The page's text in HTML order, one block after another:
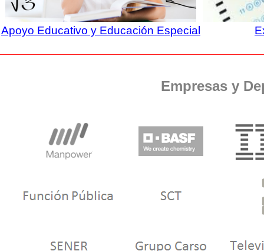
Apoyo Educativo y Educación Especial
Empresas y